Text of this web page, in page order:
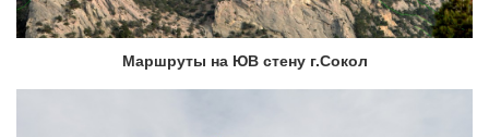
Маршруты на ЮВ стену г.Сокол